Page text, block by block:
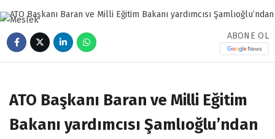
ABONE OL
ATO Başkanı Baran ve Milli Eğitim
Bakanı yardımcısı Şamlıoğlu’ndan